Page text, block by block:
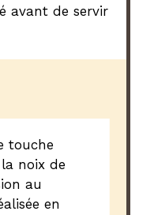
avant de servir
touche
noix de
au
en